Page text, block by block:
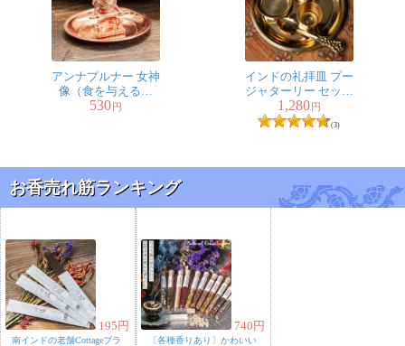
アンナプルナー 女神
像（食を与える女
神）
530円
インドの礼拝皿 プー
ジャターリー セット
12cm
1,280円
(3)
お香売れ筋ランキング
南インドの老舗Cottageブラ
195 円
〔各種香りあり〕かわいい
740 円